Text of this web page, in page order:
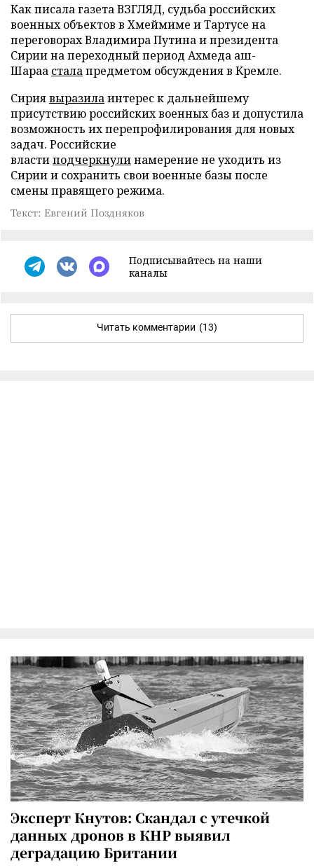
Как писала газета ВЗГЛЯД, судьба российских
военных объектов в Хмеймиме и Тартусе на
переговорах Владимира Путина и президента
Сирии на переходный период Ахмеда аш-
Шараа сталапредметом обсуждения в Кремле.
Сириявыразилаинтерес к дальнейшему
присутствию российских военных баз и допустила
возможность их перепрофилирования для новых
задач. Российские
властиподчеркнулинамерение не уходить из
Сирии и сохранить свои военные базы после
смены правящего режима.
Текст: Евгений Поздняков
Подписывайтесь на наши
каналы
Читать комментарии (13)
Эксперт Кнутов: Скандал с утечкой
данных дронов в КНР выявил
деградацию Британии